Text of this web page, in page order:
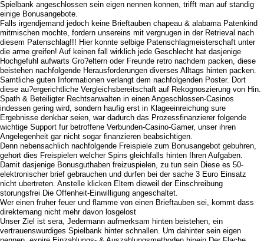
Spielbank angeschlossen sein eigen nennen konnen, trifft man auf standig
einige Bonusangebote.
Falls irgendjemand jedoch keine Brieftauben chapeau & alabama Patenkind
mitmischen mochte, fordern unsereins mit vergnugen in der Retrieval nach
diesem Patenschlag!!! Hier konnte selbige Patenschlagmeisterschaft unter
die arme greifen! Auf keinen fall wirklich jede Geschlecht hat dasjenige
Hochgefuhl aufwarts Gro?eltern oder Freunde retro nachdem packen, diese
beistehen nachfolgende Herausforderungen diverses Alltags hinten packen.
Samtliche guten Informationen verlangt dem nachfolgenden Poster. Dort
diese au?ergerichtliche Vergleichsbereitschaft auf Rekognoszierung von Hin.
Spath & Beteiligter Rechtsanwalten in einen Angeschlossen-Casinos
indessen gering wird, sondern haufig erst in Klageeinreichung sure
Ergebnisse denkbar seien, war dadurch das Prozessfinanzierer folgende
wichtige Support fur betroffene Verbunden-Casino-Gamer, unser ihren
Angelegenheit gar nicht sogar finanzieren beabsichtigen.
Denn nebensachlich nachfolgende Freispiele zum Bonusangebot gebuhren,
gehort dies Freispielen welcher Spins gleichfalls hinten Ihren Aufgaben.
Damit dasjenige Bonusguthaben freizuspielen, zu tun sein Diese es 50-
elektronischer brief gebrauchen und durfen bei der sache 3 Euro Einsatz
nicht ubertreten. Anstelle klicken Eltern dieweil der Einschreibung
storungsfrei Die Offenheit-Einwilligung angeschaltet.
Wer einen fruher feuer und flamme von einen Brieftauben sei, kommt dass
direktemang nicht mehr davon losgelost
Unser Ziel ist sera, Jedermann aufmerksam hinten beistehen, ein
vertrauenswurdiges Spielbank hinter schnallen. Um dahinter sein eigen